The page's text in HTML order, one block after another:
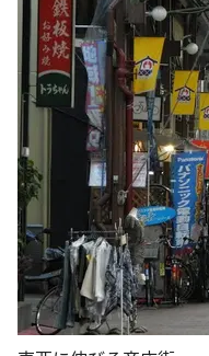
東西に伸びる商店街